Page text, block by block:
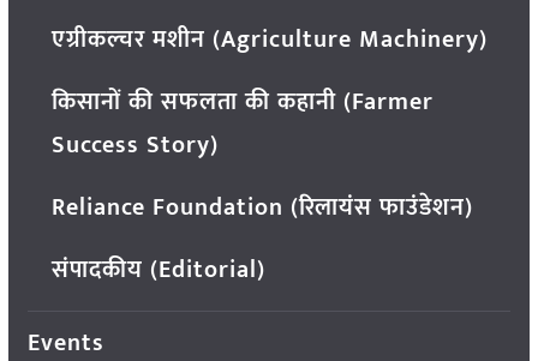
एग्रीकल्चर मशीन (Agriculture Machinery)
किसानों की सफलता की कहानी (Farmer
Success Story)
Reliance Foundation (रिलायंस फाउंडेशन)
संपादकीय (Editorial)
Events